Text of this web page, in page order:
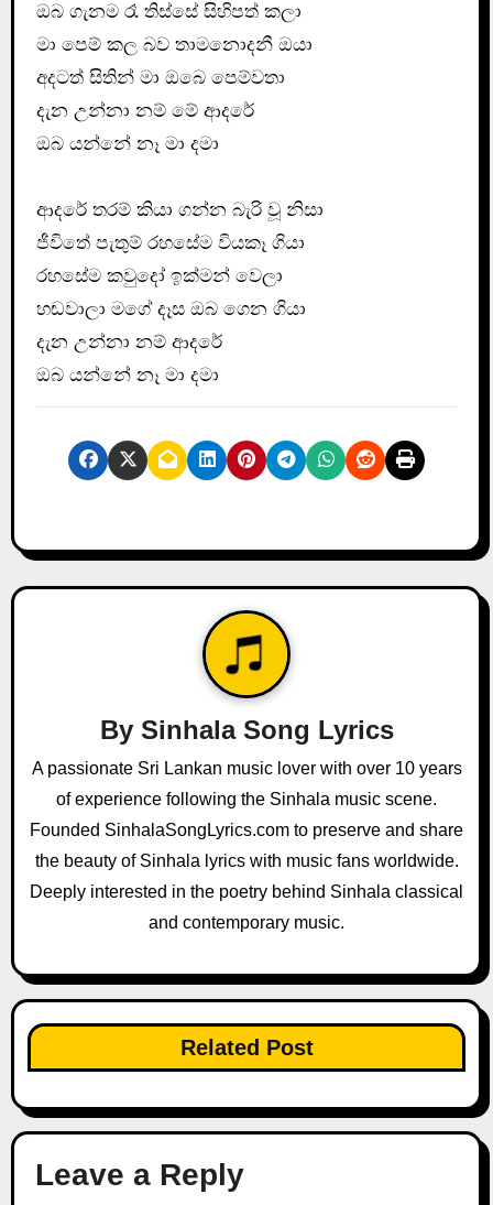
ඔබ ගැනම රෑ තිස්සේ සිහිපත් කලා
මා පෙම් කල බව තාමනොදනී ඔයා
අදටත් සිතින් මා ඔබෙ පෙම්වතා
දැන උන්නා නම් මේ ආදරේ
ඔබ යන්නේ නෑ මා දමා
ආදරේ තරම් කියා ගන්න බැරි වූ නිසා
ජීවිතේ පැතුම් රහසේම වියකෑ ගියා
රහසේම කවුදෝ ඉක්මන් වෙලා
හඬවාලා මගේ දෑස ඔබ ගෙන ගියා
දැන උන්නා නම් ආදරේ
ඔබ යන්නේ නෑ මා දමා
By Sinhala Song Lyrics
A passionate Sri Lankan music lover with over 10 years
of experience following the Sinhala music scene.
Founded SinhalaSongLyrics.com to preserve and share
the beauty of Sinhala lyrics with music fans worldwide.
Deeply interested in the poetry behind Sinhala classical
and contemporary music.
Related Post
Leave a Reply